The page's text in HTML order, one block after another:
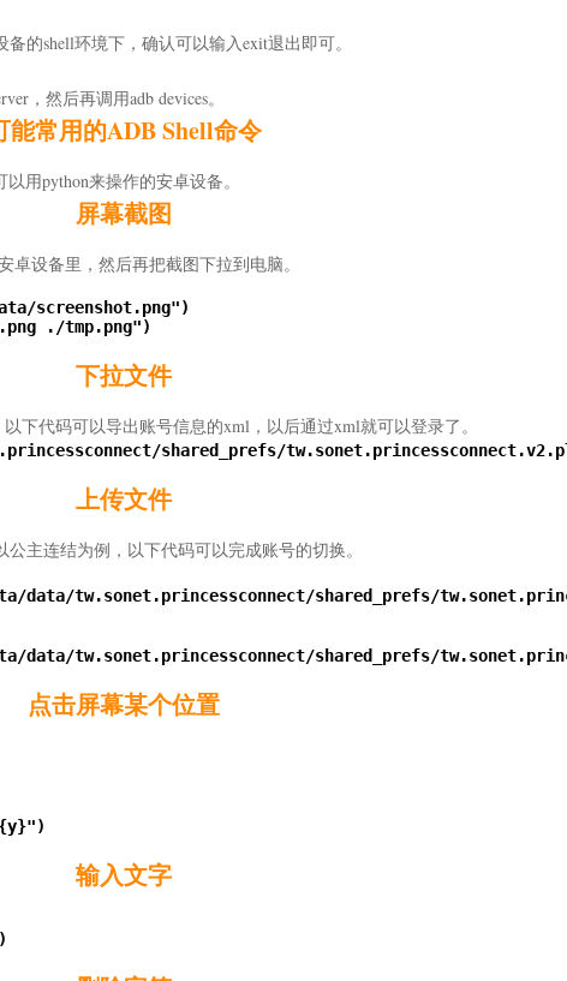
的shell环境下，确认可以输入exit退出即可。
，然后再调用adb devices。
能常用的ADB Shell命令
用python来操作的安卓设备。
屏幕截图
卓设备里，然后再把截图下拉到电脑。
screenshot.png")
./tmp.png")
下拉文件
下代码可以导出账号信息的xml，以后通过xml就可以登录了。
shared_prefs/
上传文件
主连结为例，以下代码可以完成账号的切换。
data/tw.sonet.princessconnect/shared_prefs/
data/tw.sonet.princessconnect/shared_prefs/
点击屏幕某个位置
输入文字